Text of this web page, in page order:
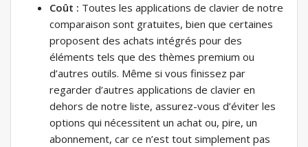
Coût : Toutes les applications de clavier de notre
comparaison sont gratuites, bien que certaines
proposent des achats intégrés pour des
éléments tels que des thèmes premium ou
d’autres outils. Même si vous finissez par
regarder d’autres applications de clavier en
dehors de notre liste, assurez-vous d’éviter les
options qui nécessitent un achat ou, pire, un
abonnement, car ce n’est tout simplement pas